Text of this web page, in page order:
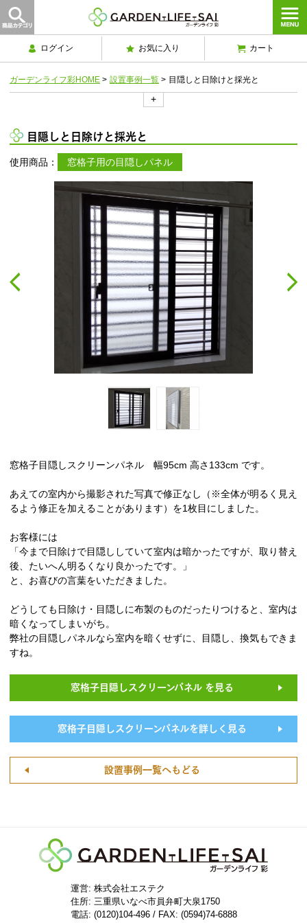
ログイン お気に入り カート
ガーデンライフ彩HOME > 設置事例一覧 > 目隠しと日除けと採光と
+
目隠しと日除けと採光と
使用商品： 窓格子用の目隠しパネル
窓格子目隠しスクリーンパネル 幅95cm 高さ133cm です。
あえての室内から撮影された写真で修正なし（※全体が明るく見え
るよう修正を加えることがあります）を1枚目にしました。
お客様には
「今まで日除けで目隠ししていて室内は暗かったですが、取り替え
後、たいへん明るくなり良かったです。」
と、お喜びの言葉をいただきました。
どうしても日除け・目隠しに布製のものだったりつけると、室内は
暗くなってしまいがち。
弊社の目隠しパネルなら室内を暗くせずに、目隠し、換気もできま
すね。
窓格子目隠しスクリーンパネル を見る
窓格子目隠しスクリーンパネルを詳しく見る
設置事例一覧へもどる
運営: 株式会社エステク
住所: 三重県いなべ市員弁町大泉1750
電話: (0120)104-496 / FAX: (0594)74-6888